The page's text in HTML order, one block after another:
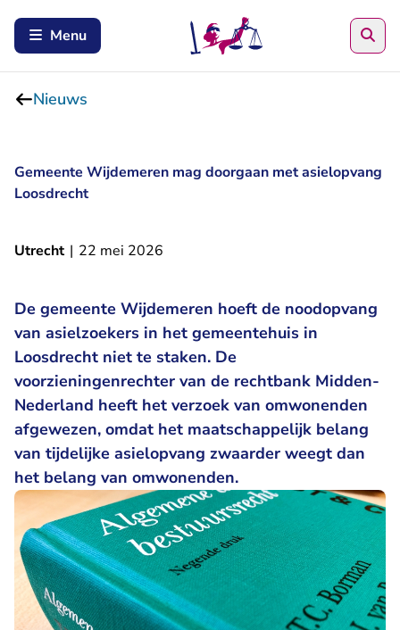
Menu
Nieuws
Gemeente Wijdemeren mag doorgaan met asielopvang
Loosdrecht
Utrecht | 22 mei 2026
De gemeente Wijdemeren hoeft de noodopvang
van asielzoekers in het gemeentehuis in
Loosdrecht niet te staken. De
voorzieningenrechter van de rechtbank Midden-
Nederland heeft het verzoek van omwonenden
afgewezen, omdat het maatschappelijk belang
van tijdelijke asielopvang zwaarder weegt dan
het belang van omwonenden.